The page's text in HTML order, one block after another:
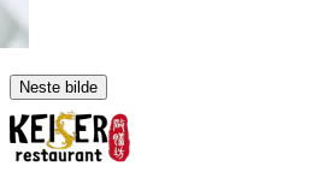
Neste bilde